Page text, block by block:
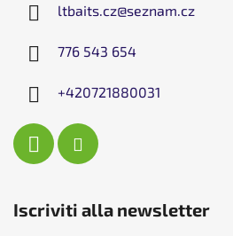
ltbaits.cz@seznam.cz
776 543 654
+420721880031
Iscriviti alla newsletter